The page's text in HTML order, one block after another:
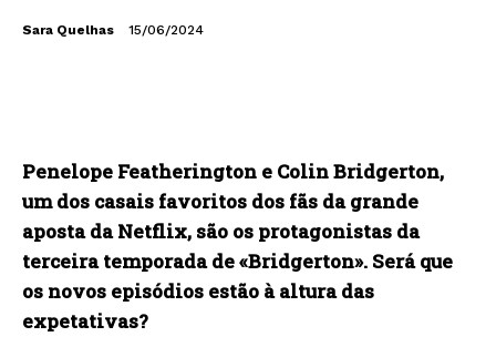
Sara Quelhas 15/06/2024
Penelope Featherington e Colin Bridgerton,
um dos casais favoritos dos fãs da grande
aposta da Netflix, são os protagonistas da
terceira temporada de «Bridgerton». Será que
os novos episódios estão à altura das
expetativas?